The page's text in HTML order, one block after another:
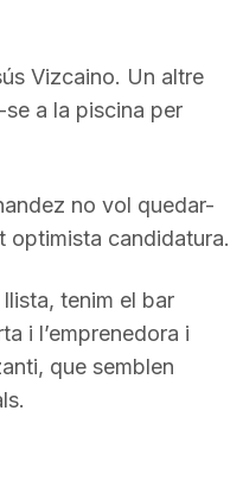
Vizcaino. Un altre
a la piscina per
no vol quedar-
optimista candidatura.
tenim el bar
i l’emprenedora i
que semblen